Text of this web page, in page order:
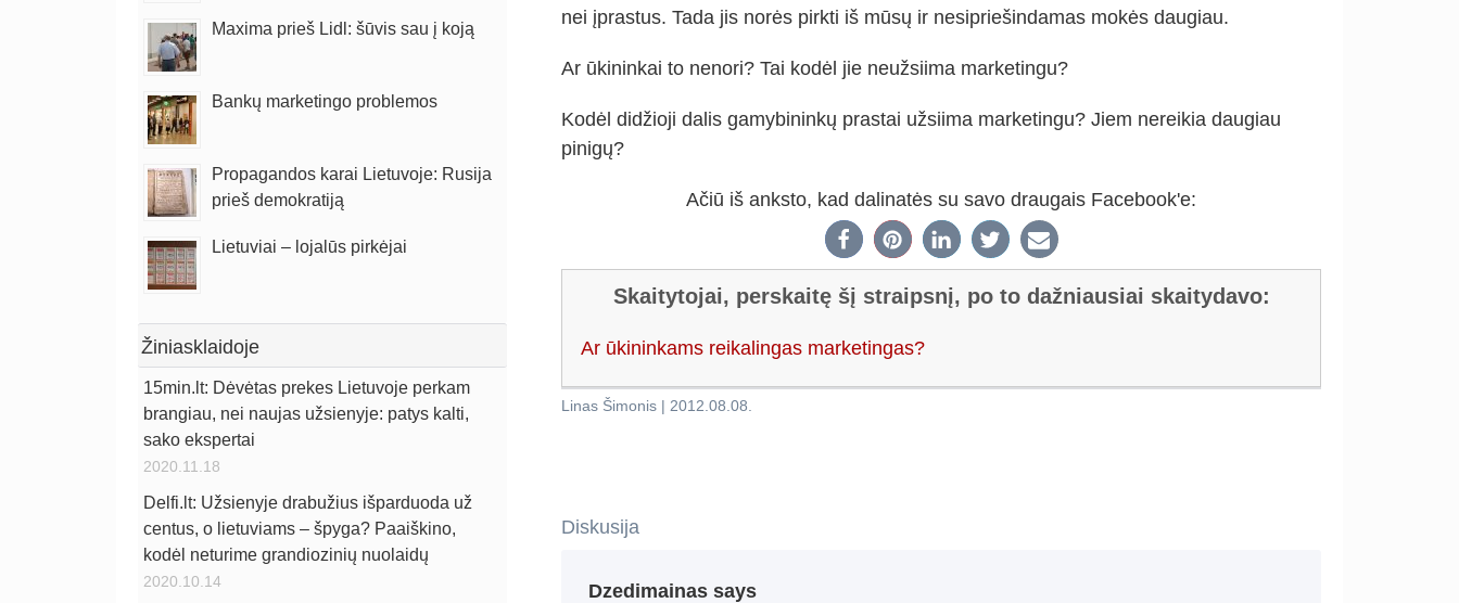
nei įprastus. Tada jis norės pirkti iš mūsų ir nesipriešindamas mokės daugiau.
Ar ūkininkai to nenori? Tai kodėl jie neužsiima marketingu?
Kodėl didžioji dalis gamybininkų prastai užsiima marketingu? Jiem nereikia daugiau
pinigų?
Ačiū iš anksto, kad dalinatės su savo draugais Facebook'e:
Skaitytojai, perskaitę šį straipsnį, po to dažniausiai skaitydavo:
Ar ūkininkams reikalingas marketingas?
Linas Šimonis | 2012.08.08
Diskusija
Dzedimainas says
Maxima prieš Lidl: šūvis sau į koją
Bankų marketingo problemos
Propagandos karai Lietuvoje: Rusija
prieš demokratiją
Lietuviai – lojalūs pirkėjai
Žiniasklaidoje
15min.lt: Dėvėtas prekes Lietuvoje perkam
brangiau, nei naujas užsienyje: patys kalti,
sako ekspertai
2020.11.18
Delfi.lt: Užsienyje drabužius išparduoda už
centus, o lietuviams – špyga? Paaiškino,
kodėl neturime grandiozinių nuolaidų
2020.10.14